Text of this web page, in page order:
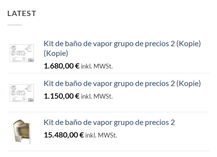
LATEST
Kit de baño de vapor grupo de precios 2 (Kopie)
(Kopie)
1.680,00€ inkl. MWSt.
Kit de baño de vapor grupo de precios 2 (Kopie)
1.150,00€ inkl. MWSt.
Kit de baño de vapor grupo de precios 2
15.480,00€ inkl. MWSt.